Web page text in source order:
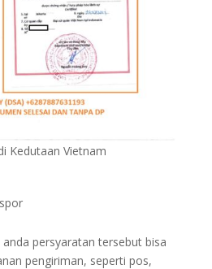
Kedutaan Vietnam
persyaratan tersebut bisa
pengiriman, seperti pos,